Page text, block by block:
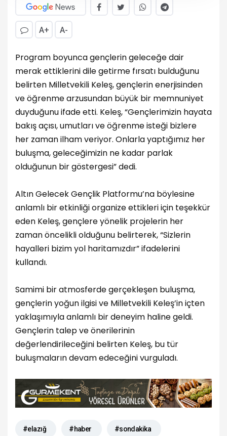
A+ A-
Program boyunca gençlerin geleceğe dair
merak ettiklerini dile getirme fırsatı bulduğunu
belirten Milletvekili Keleş, gençlerin enerjisinden
ve öğrenme arzusundan büyük bir memnuniyet
duyduğunu ifade etti. Keleş, “Gençlerimizin hayata
bakış açısı, umutları ve öğrenme isteği bizlere
her zaman ilham veriyor. Onlarla yaptığımız her
buluşma, geleceğimizin ne kadar parlak
olduğunun bir göstergesi” dedi.
Altın Gelecek Gençlik Platformu’na böylesine
anlamlı bir etkinliği organize ettikleri için teşekkür
eden Keleş, gençlere yönelik projelerin her
zaman öncelikli olduğunu belirterek, “Sizlerin
hayalleri bizim yol haritamızdır” ifadelerini
kullandı.
Samimi bir atmosferde gerçekleşen buluşma,
gençlerin yoğun ilgisi ve Milletvekili Keleş’in içten
yaklaşımıyla anlamlı bir deneyim haline geldi.
Gençlerin talep ve önerilerinin
değerlendirileceğini belirten Keleş, bu tür
buluşmaların devam edeceğini vurguladı.
#elazığ #haber #sondakika